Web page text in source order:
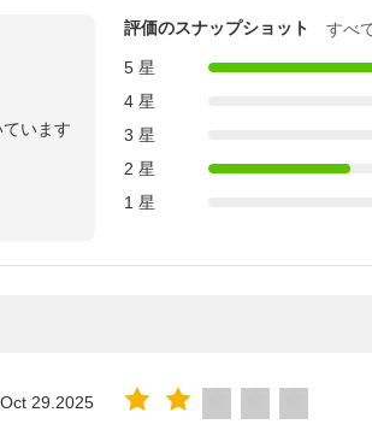
います
評価のスナップショット
すべ
5 星
4 星
3 星
2 星
1 星
Oct 29.2025